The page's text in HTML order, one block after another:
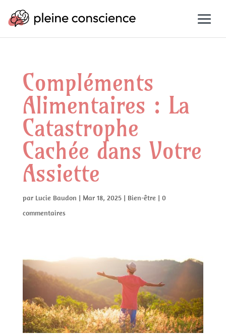
Compléments
Alimentaires : La
Catastrophe
Cachée dans Votre
Assiette
par Lucie Baudon | Mar 18, 2025| Bien-être | 0
commentaires